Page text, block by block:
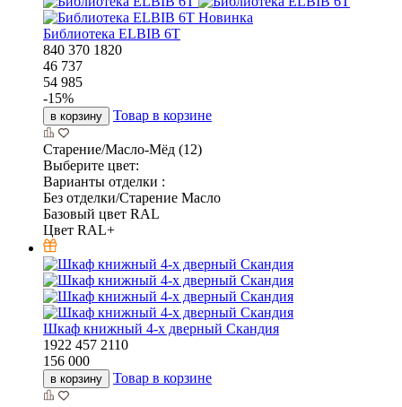
Новинка
Библиотека ELBIB 6T
840 370 1820
46 737
54 985
-15%
в корзину Товар в корзине
Старение/Масло-Мёд (12)
Выберите цвет:
Варианты отделки :
Без отделки/Старение Масло
Базовый цвет RAL
Цвет RAL+
Шкаф книжный 4-х дверный Скандия
1922 457 2110
156 000
в корзину Товар в корзине